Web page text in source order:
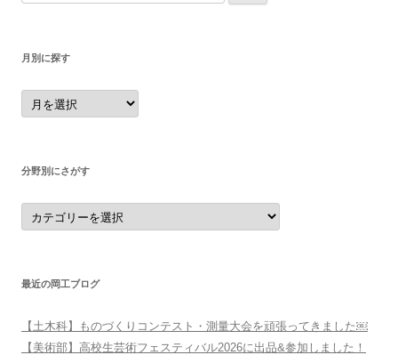
索:
月別に探す
月
別
に
分野別にさがす
分
野
別
す
最近の岡工ブログ
【土木科】ものづくりコンテスト・測量大会を頑張ってきました￼
【美術部】高校生芸術フェスティバル2026に出品&参加しました！